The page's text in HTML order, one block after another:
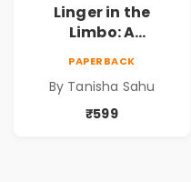
Linger in the
Limbo: A
Thriller About
Dreams, Death,
PAPERBACK
By Tanisha Sahu
₹599